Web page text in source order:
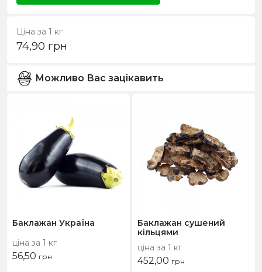
Ціна за 1 кг
74,90 грн
Можливо Вас зацікавить
Баклажан Україна
ціна за 1 кг
56,50 грн
Баклажан сушений
кільцями
ціна за 1 кг
452,00 грн